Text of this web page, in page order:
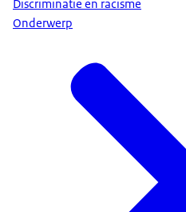
Discriminatie en racisme
Onderwerp